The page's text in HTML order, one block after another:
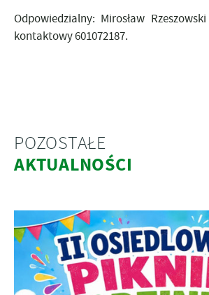
Odpowiedzialny: Mirosław
kontaktowy 601072187.
POZOSTAŁE
AKTUALNOŚCI